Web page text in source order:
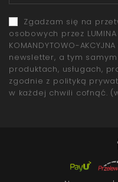
Zgadzam się na
osobowych przez LUMINA
KOMANDYTOWO-
newsletter, a tym
produktach, usługach,
zgodnie z polityką
w każdej chwili cofnąć.